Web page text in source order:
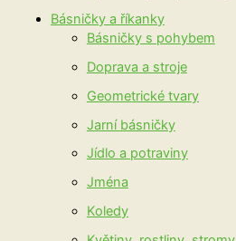
Básničky a říkanky
Básničky s pohybem
Doprava a stroje
Geometrické tvary
Jarní básničky
Jídlo a potraviny
Jména
Koledy